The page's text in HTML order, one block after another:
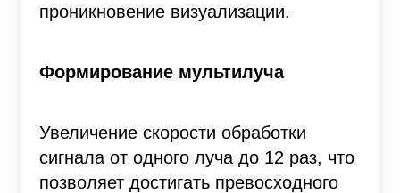
проникновение визуализации.
Формирование мультилуча
Увеличение скорости обработки
сигнала от одного луча до 12 раз, что
позволяет достигать превосходного